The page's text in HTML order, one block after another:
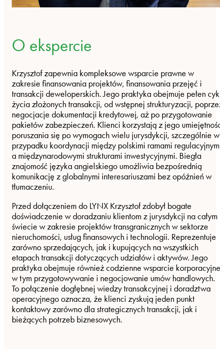
O ekspercie
Krzysztof zapewnia kompleksowe wsparcie prawne w
zakresie finansowania projektów, finansowania przejęć i
transakcji deweloperskich. Jego praktyka obejmuje pełen
życia złożonych transakcji, od wstępnej strukturyzacji,
negocjacje dokumentacji kredytowej, aż po przygotowanie
pakietów zabezpieczeń. Klienci korzystają z jego
poruszania się po wymogach wielu jurysdykcji, szczególnie w
przypadku koordynacji między polskimi ramami
a międzynarodowymi strukturami inwestycyjnymi. Biegła
znajomość języka angielskiego umożliwia bezpośrednią
komunikację z globalnymi interesariuszami bez opóźnień w
tłumaczeniu.
Przed dołączeniem do LYNX Krzysztof zdobył bogate
doświadczenie w doradzaniu klientom z jurysdykcji na całym
świecie w zakresie projektów transgranicznych w sektorze
nieruchomości, usług finansowych i technologii. Reprezentuje
zarówno sprzedających, jak i kupujących na wszystkich
etapach transakcji dotyczących udziałów i aktywów. Jego
praktyka obejmuje również codzienne wsparcie
w tym przygotowywanie i negocjowanie umów handlowych.
To połączenie dogłębnej wiedzy transakcyjnej i doradztwa
operacyjnego oznacza, że klienci zyskują jeden punkt
kontaktowy zarówno dla strategicznych transakcji, jak i
bieżących potrzeb biznesowych.